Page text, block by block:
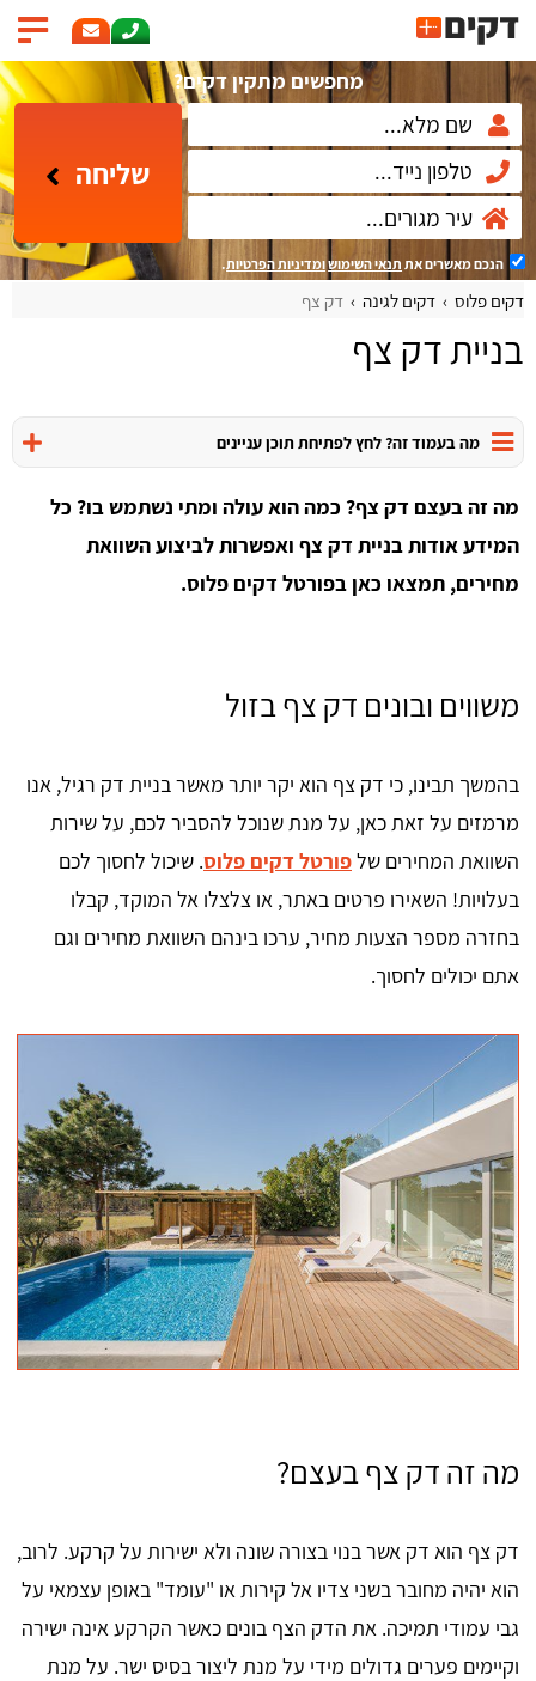
מחפשים מתקין דקים?
שליחה
הנכם מאשרים את תנאי השימושומדיניות הפרטיות.
דקים פלוס דקים לגינה דק צף
בניית דק צף
מה בעמוד זה? לחץ לפתיחת תוכן עניינים
מה זה בעצם דק צף? כמה הוא עולה ומתי נשתמש בו? כל
המידע אודות בניית דק צף ואפשרות לביצוע השוואת
מחירים, תמצאו כאן בפורטל דקים פלוס.
משווים ובונים דק צף בזול
בהמשך תבינו, כי דק צף הוא יקר יותר מאשר בניית דק רגיל, אנו
מרמזים על זאת כאן, על מנת שנוכל להסביר לכם, על שירות
השוואת המחירים שלפורטל דקים פלוס. שיכול לחסוך לכם
בעלויות! השאירו פרטים באתר, או צלצלו אל המוקד, קבלו
בחזרה מספר הצעות מחיר, ערכו בינהם השוואת מחירים וגם
אתם יכולים לחסוך.
מה זה דק צף בעצם?
דק צף הוא דק אשר בנוי בצורה שונה ולא ישירות על קרקע. לרוב,
הוא יהיה מחובר בשני צדיו אל קירות או "עומד" באופן עצמאי על
גבי עמודי תמיכה. את הדק הצף בונים כאשר הקרקע אינה ישירה
וקיימים פערים גדולים מידי על מנת ליצור בסיס ישר. על מנת